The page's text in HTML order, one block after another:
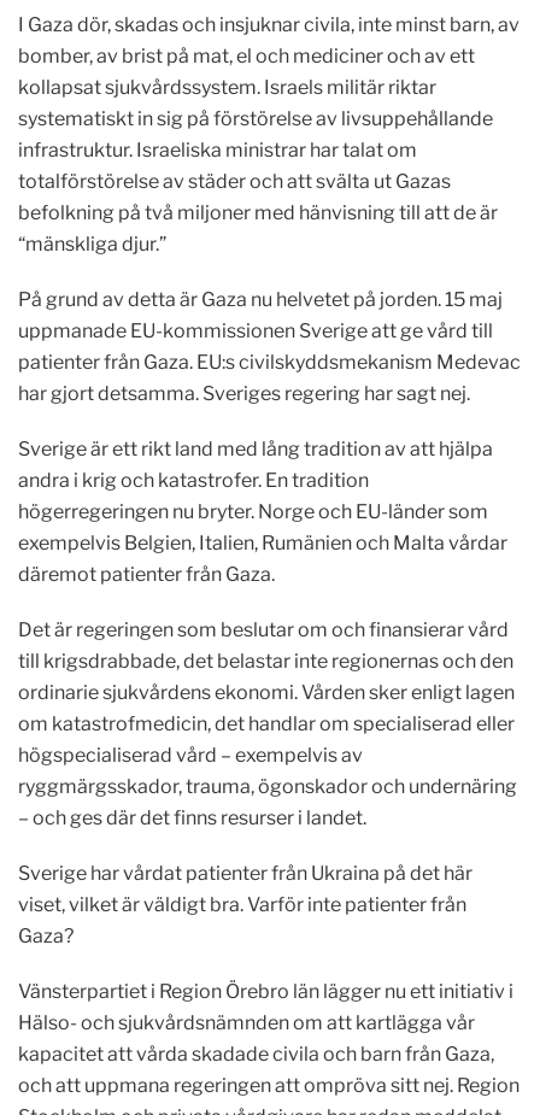
I Gaza dör, skadas och insjuknar civila, inte minst barn, av
bomber, av brist på mat, el och mediciner och av ett
kollapsat sjukvårdssystem. Israels militär riktar
systematiskt in sig på förstörelse av livsuppehållande
infrastruktur. Israeliska ministrar har talat om
totalförstörelse av städer och att svälta ut Gazas
befolkning på två miljoner med hänvisning till att de är
“mänskliga djur.”
På grund av detta är Gaza nu helvetet på jorden. 15 maj
uppmanade EU-kommissionen Sverige att ge vård till
patienter från Gaza. EU:s civilskyddsmekanism Medevac
har gjort detsamma. Sveriges regering har sagt nej.
Sverige är ett rikt land med lång tradition av att hjälpa
andra i krig och katastrofer. En tradition
högerregeringen nu bryter. Norge och EU-länder som
exempelvis Belgien, Italien, Rumänien och Malta vårdar
däremot patienter från Gaza.
Det är regeringen som beslutar om och finansierar vård
till krigsdrabbade, det belastar inte regionernas och den
ordinarie sjukvårdens ekonomi. Vården sker enligt lagen
om katastrofmedicin, det handlar om specialiserad eller
högspecialiserad vård – exempelvis av
ryggmärgsskador, trauma, ögonskador och undernäring
– och ges där det finns resurser i landet.
Sverige har vårdat patienter från Ukraina på det här
viset, vilket är väldigt bra. Varför inte patienter från
Gaza?
Vänsterpartiet i Region Örebro län lägger nu ett initiativ i
Hälso- och sjukvårdsnämnden om att kartlägga vår
kapacitet att vårda skadade civila och barn från Gaza,
och att uppmana regeringen att ompröva sitt nej. Region